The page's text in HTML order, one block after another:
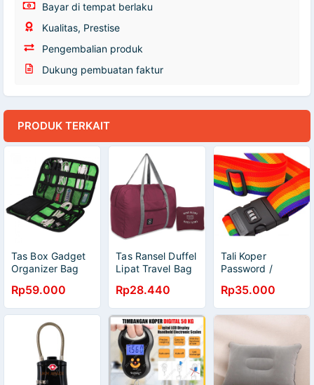
Bayar di tempat berlaku
Kualitas, Prestise
Pengembalian produk
Dukung pembuatan faktur
PRODUK TERKAIT
Tas Box Gadget
Organizer Bag
Kamera DIS L
Rp59.000
Tas Ransel Duffel
Lipat Travel Bag
Rp28.440
Tali Koper
Password /
Koper
Rp35.000